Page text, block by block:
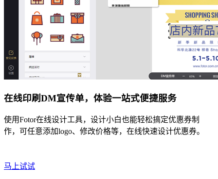
在线印刷DM宣传单， 体验一站式便捷服务
使用Fotor在线设计工具，设计小白也能轻松搞定优惠券制
作， 可任意添加logo、修改价格等，在线快速设计优惠券。
马上试试